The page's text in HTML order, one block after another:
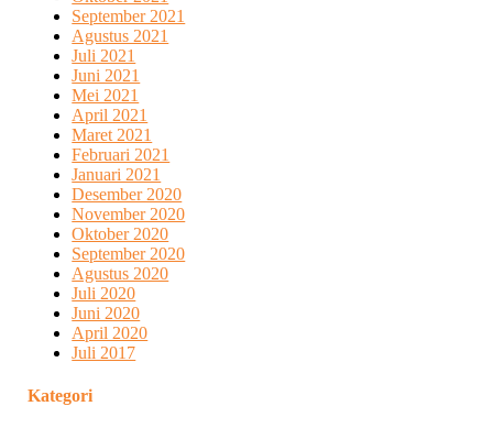
September 2021
Agustus 2021
Juli 2021
Juni 2021
Mei 2021
April 2021
Maret 2021
Februari 2021
Januari 2021
Desember 2020
November 2020
Oktober 2020
September 2020
Agustus 2020
Juli 2020
Juni 2020
April 2020
Juli 2017
Kategori